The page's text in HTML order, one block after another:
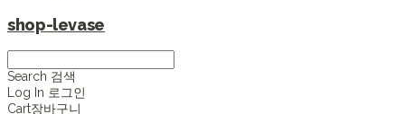
shop-levase
Search 검색
Log In 로그인
Cart장바구니